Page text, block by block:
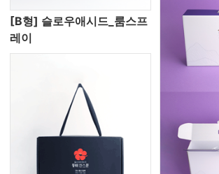
[B형] 슬로우애시드_룸스프
레이